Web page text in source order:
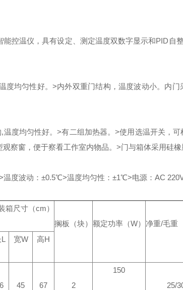
能控温仪，具有设定、测定温度双数字显示和PID自整
度均匀性好。>内外双重门结构，温度波动小。内
温度均匀性好。>有二组加热器。>使用选温开关，
察窗，便于察看工作室内物品。 >门与箱体采用硅橡
温度波动：±0.5℃>温度均匀性：±1℃>电源：AC
箱尺寸（cm）
搁板（块） 额定功率（W） 净重/毛重
宽W 高H
45 67 2
150
25/